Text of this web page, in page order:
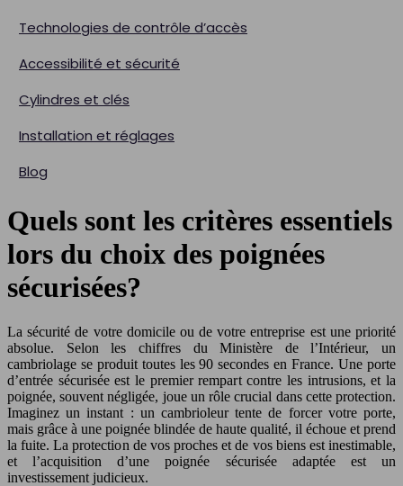
Technologies de contrôle d’accès
Accessibilité et sécurité
Cylindres et clés
Installation et réglages
Blog
Quels sont les critères essentiels
lors du choix des poignées
sécurisées?
La sécurité de votre domicile ou de votre entreprise est une priorité
absolue. Selon les chiffres du Ministère de l’Intérieur, un
cambriolage se produit toutes les 90 secondes en France. Une porte
d’entrée sécurisée est le premier rempart contre les intrusions, et la
poignée, souvent négligée, joue un rôle crucial dans cette protection.
Imaginez un instant : un cambrioleur tente de forcer votre porte,
mais grâce à une poignée blindée de haute qualité, il échoue et prend
la fuite. La protection de vos proches et de vos biens est inestimable,
et l’acquisition d’une poignée sécurisée adaptée est un
investissement judicieux.